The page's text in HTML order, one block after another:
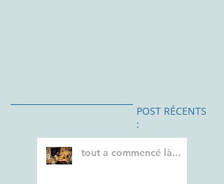
POST RÉCENTS
:
tout a commencé là...